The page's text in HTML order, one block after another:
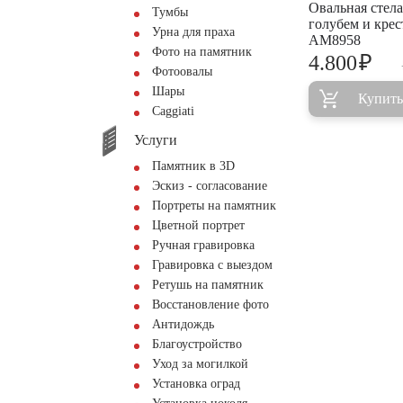
Тумбы
Урна для праха
Фото на памятник
Фотоовалы
Шары
Сaggiati
Услуги
Памятник в 3D
Эскиз - согласование
Портреты на памятник
Цветной портрет
Ручная гравировка
Гравировка с выездом
Ретушь на памятник
Восстановление фото
Антидождь
Благоустройство
Уход за могилкой
Установка оград
Овальная
голубем и
AM8958
4.800₽
Купить